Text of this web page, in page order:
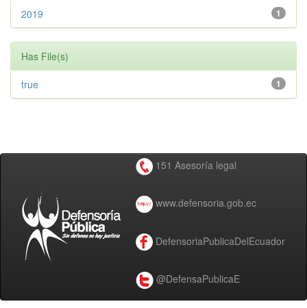
1
2019
Has File(s)
1
true
151 Asesoría legal
www.defensoria.gob.ec
DefensoriaPublicaDelEcuador
@DefensaPublicaE